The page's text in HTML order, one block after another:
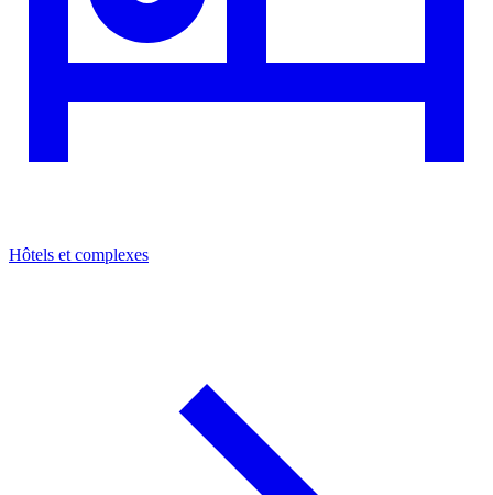
Hôtels et complexes